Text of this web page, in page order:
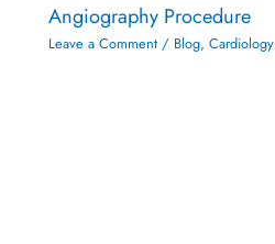
Angiography Procedure
Leave a Comment / Blog,Cardiology